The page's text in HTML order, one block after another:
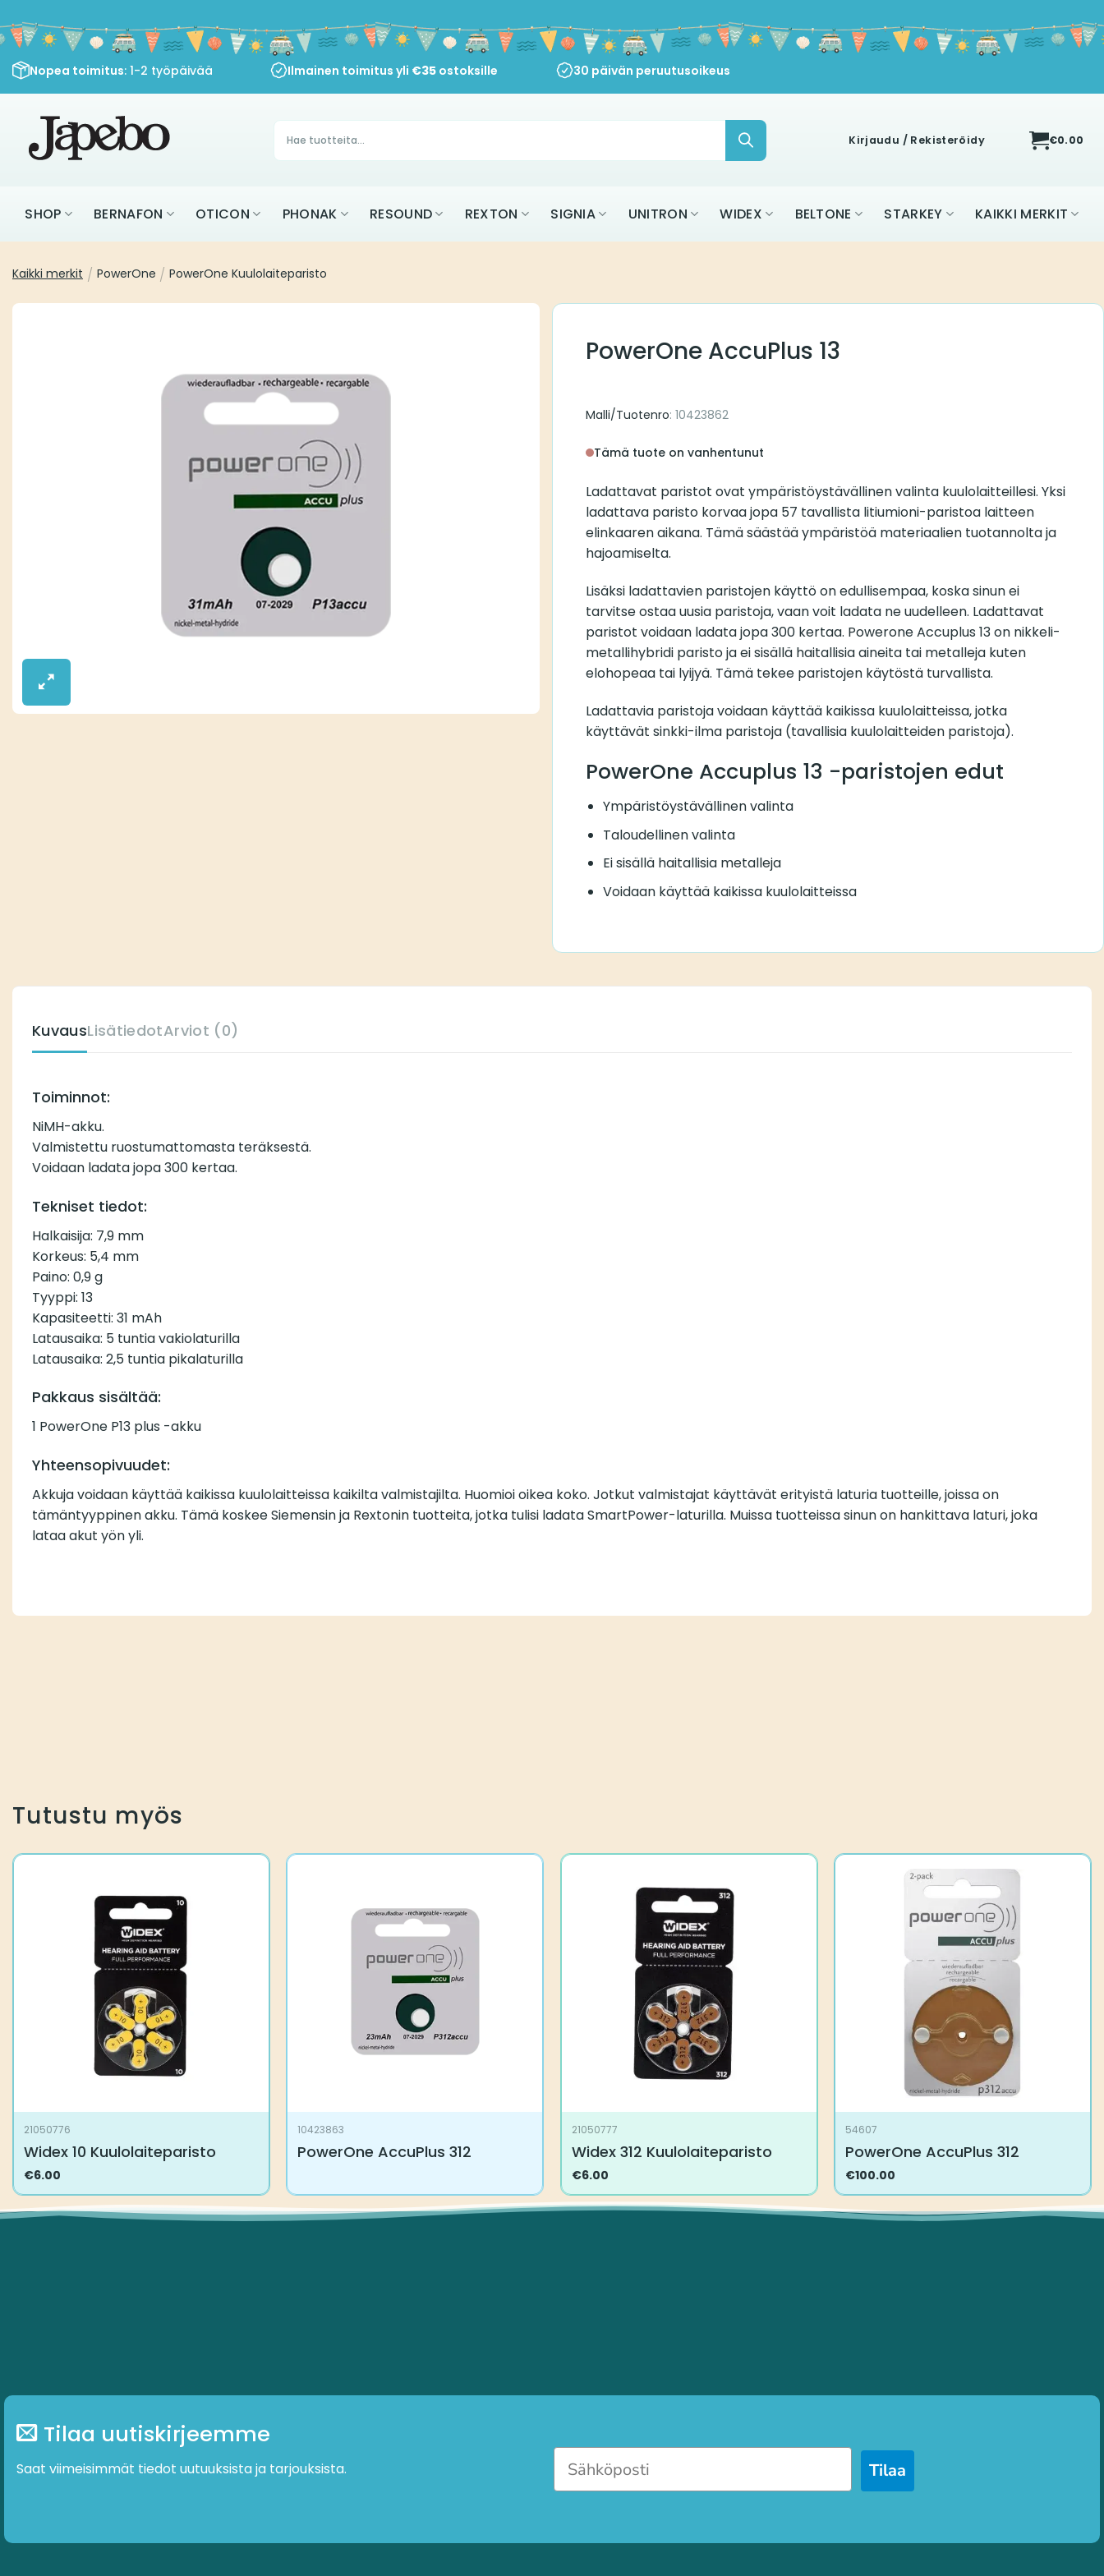
sisältöön
Nopea toimitus: 1-2 työpäivää Ilmainen toimitus yli €35 ostoksille 30 päivän peruutusoikeus
Products
search Kirjaudu / Rekisteröidy €0.00
SHOP BERNAFON OTICON PHONAK RESOUND REXTON SIGNIA UNITRON WIDEX BELTONE STARKEY KAIKKI MERKIT
Kaikki merkit / PowerOne / PowerOne Kuulolaiteparisto
PowerOne AccuPlus 13
Malli/Tuotenro: 10423862
Tämä tuote on vanhentunut
Ladattavat paristot ovat ympäristöystävällinen valinta kuulolaitteillesi. Yksi
ladattava paristo korvaa jopa 57 tavallista litiumioni-paristoa laitteen
elinkaaren aikana. Tämä säästää ympäristöä materiaalien tuotannolta ja
hajoamiselta.
Lisäksi ladattavien paristojen käyttö on edullisempaa, koska sinun ei
tarvitse ostaa uusia paristoja, vaan voit ladata ne uudelleen. Ladattavat
paristot voidaan ladata jopa 300 kertaa. Powerone Accuplus 13 on nikkeli-
metallihybridi paristo ja ei sisällä haitallisia aineita tai metalleja kuten
elohopeaa tai lyijyä. Tämä tekee paristojen käytöstä turvallista.
Ladattavia paristoja voidaan käyttää kaikissa kuulolaitteissa, jotka
käyttävät sinkki-ilma paristoja (tavallisia kuulolaitteiden paristoja).
PowerOne Accuplus 13 -paristojen edut
Ympäristöystävällinen valinta
Taloudellinen valinta
Ei sisällä haitallisia metalleja
Voidaan käyttää kaikissa kuulolaitteissa
KuvausLisätiedotArviot (0)
Toiminnot:
NiMH-akku.
Valmistettu ruostumattomasta teräksestä.
Voidaan ladata jopa 300 kertaa.
Tekniset tiedot:
Halkaisija: 7,9 mm
Korkeus: 5,4 mm
Paino: 0,9 g
Tyyppi: 13
Kapasiteetti: 31 mAh
Latausaika: 5 tuntia vakiolaturilla
Latausaika: 2,5 tuntia pikalaturilla
Pakkaus sisältää:
1 PowerOne P13 plus -akku
Yhteensopivuudet:
Akkuja voidaan käyttää kaikissa kuulolaitteissa kaikilta valmistajilta. Huomioi oikea koko. Jotkut valmistajat käyttävät erityistä laturia tuotteille, joissa on
tämäntyyppinen akku. Tämä koskee Siemensin ja Rextonin tuotteita, jotka tulisi ladata SmartPower-laturilla. Muissa tuotteissa sinun on hankittava laturi, joka
lataa akut yön yli.
Tutustu myös
21050776
Widex 10 Kuulolaiteparisto
€6.00
10423863
PowerOne AccuPlus 312
21050777
Widex 312 Kuulolaiteparisto
€6.00
54607
PowerOne AccuPlus 312
€100.00
Tilaa uutiskirjeemme
Saat viimeisimmät tiedot uutuuksista ja tarjouksista. Tilaa